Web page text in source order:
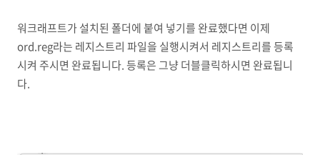
워크래프트가 설치된 폴더에 붙여 넣기를 완료했다면 이제
ord.reg라는 레지스트리 파일을 실행시켜서 레지스트리를 등록
시켜 주시면 완료됩니다. 등록은 그냥 더블클릭하시면 완료됩니
다.